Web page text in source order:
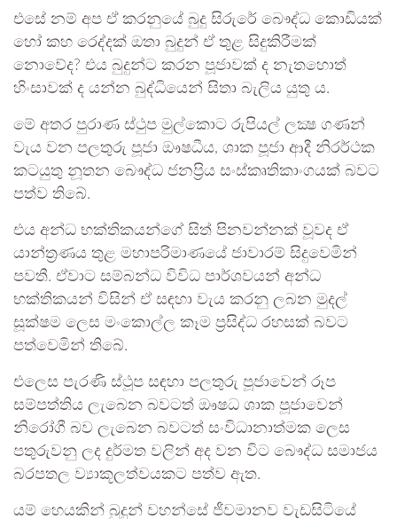
එසේ නම් අප ඒ කරනුයේ බුදු සිරුරේ බෞද්ධ කොඩියක්
හෝ කහ රෙද්දක් ඔතා බුදුන් ඒ තුළ සිදුකිරීමක්
නොවේද? එය බුදුන්ට කරන පූජාවක් ද නැතහොත්
හිංසාවක් ද යන්න බුද්ධියෙන් සිතා බැලිය යුතු ය.
මේ අතර පුරාණ ස්ථුප මුල්කොට රුපියල් ලක්‍ෂ ගණන්
වැය වන පලතුරු පූජා ඖෂධීය, ශාක පූජා ආදී නිරර්ථක
කටයුතු නූතන බෞද්ධ ජනප්‍රිය සංස්කෘතිකාංගයක් බවට
පත්ව තිබේ.
එය අන්ධ භක්තිකයන්ගේ සිත් පිනවන්නක් වූවද ඒ
යාන්ත්‍රණය තුළ මහාපරිමාණයේ ජාවාරම් සිදුවෙමින්
පවතී. ඒවාට සම්බන්ධ විවිධ පාර්ශවයන් අන්ධ
භක්තිකයන් විසින් ඒ සඳහා වැය කරනු ලබන මුදල්
සූක්ෂම ලෙස මංකොල්ල කෑම ප්‍රසිද්ධ රහසක් බවට
පත්වෙමින් තිබේ.
එලෙස පැරණි ස්ථූප සඳහා පලතුරු පූජාවෙන් රූප
සම්පත්තිය ලැබෙන බවටත් ඖෂධ ශාක පූජාවෙන්
නිරෝගී බව ලැබෙන බවටත් සංවිධානාත්මක ලෙස
පතුරුවනු ලද දුර්මත වලින් අද වන විට බෞද්ධ සමාජය
බරපතල ව්‍යාකූලත්වයකට පත්ව ඇත.
යම් හෙයකින් බුදුන් වහන්සේ ජීවමානව වැඩසිටියේ